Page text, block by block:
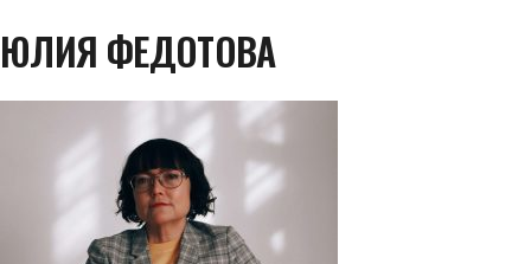
ЮЛИЯ ФЕДОТОВА